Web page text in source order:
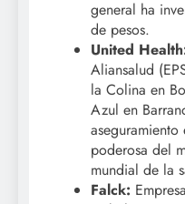
general ha
de pesos.
United
Aliansalud
la Colina en
Azul en
poderosa del
mundial de la
Falck: